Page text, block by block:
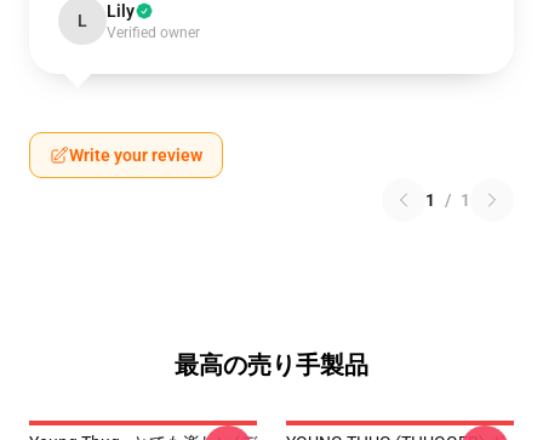
L Lily
Verified owner
Write your review
1 / 1
最高の売り手製品